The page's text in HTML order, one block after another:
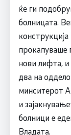
ќе ги
болницата.
прокапуваше
нови лифта, и
два на
минситерот
и
болници е
Владата.